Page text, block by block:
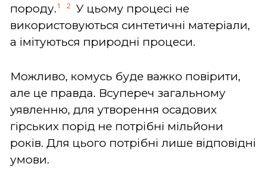
породу. 1 2
У цьому процесі не
використовуються синтетичні матеріали,
а імітуються природні процеси.
Можливо, комусь буде важко повірити,
але це правда. Всупереч загальному
уявленню, для утворення осадових
гірських порід не потрібні мільйони
років. Для цього потрібні лише відповідні
умови.